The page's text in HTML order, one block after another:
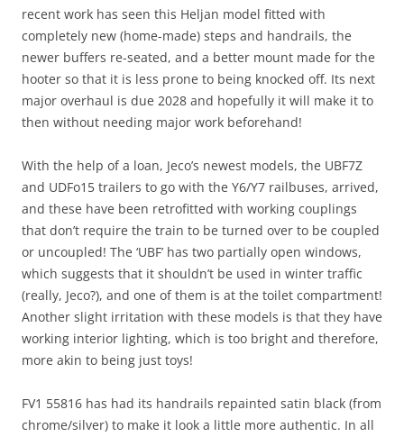
recent work has seen this Heljan model fitted with
completely new (home-made) steps and handrails, the
newer buffers re-seated, and a better mount made for the
hooter so that it is less prone to being knocked off. Its next
major overhaul is due 2028 and hopefully it will make it to
then without needing major work beforehand!
With the help of a loan, Jeco’s newest models, the UBF7Z
and UDFo15 trailers to go with the Y6/Y7 railbuses, arrived,
and these have been retrofitted with working couplings
that don’t require the train to be turned over to be coupled
or uncoupled! The ‘UBF’ has two partially open windows,
which suggests that it shouldn’t be used in winter traffic
(really, Jeco?), and one of them is at the toilet compartment!
Another slight irritation with these models is that they have
working interior lighting, which is too bright and therefore,
more akin to being just toys!
FV1 55816 has had its handrails repainted satin black (from
chrome/silver) to make it look a little more authentic. In all